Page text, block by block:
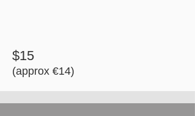
$15
​(approx €14)